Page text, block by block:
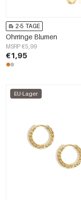
2-5 TAGE
Ohrringe Blumen
MSRP €5,99
€1,95
EU-Lager